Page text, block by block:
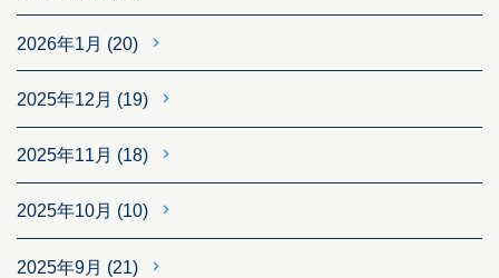
2026年1月 (20)
2025年12月 (19)
2025年11月 (18)
2025年10月 (10)
2025年9月 (21)